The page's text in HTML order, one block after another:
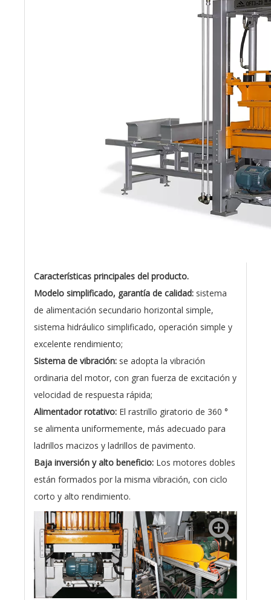
Características principales del producto.
Modelo simplificado, garantía de calidad: sistema
de alimentación secundario horizontal simple,
sistema hidráulico simplificado, operación simple y
excelente rendimiento;
Sistema de vibración: se adopta la vibración
ordinaria del motor, con gran fuerza de excitación y
velocidad de respuesta rápida;
Alimentador rotativo: El rastrillo giratorio de 360 ​​°
se alimenta uniformemente, más adecuado para
ladrillos macizos y ladrillos de pavimento.
Baja inversión y alto beneficio: Los motores dobles
están formados por la misma vibración, con ciclo
corto y alto rendimiento.